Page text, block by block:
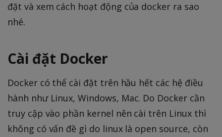
đặt và xem cách hoạt động của docker ra sao
nhé.
Cài đặt Docker
Docker có thể cài đặt trên hầu hết các hệ điều
hành như Linux, Windows, Mac. Do Docker cần
truy cập vào phần kernel nên cài trên Linux thì
không có vấn đề gì do linux là open source, còn